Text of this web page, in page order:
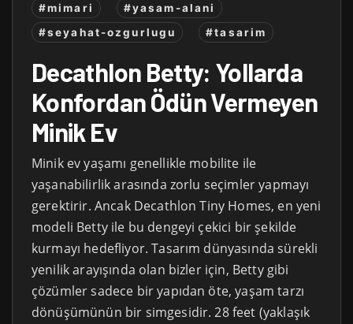
#mimari
#yasam-alani
#seyahat-ozgurlugu
#tasarim
Decathlon Betty: Yollarda
Konfordan Ödün Vermeyen
Minik Ev
Minik ev yaşamı genellikle mobilite ile
yaşanabilirlik arasında zorlu seçimler yapmayı
gerektirir. Ancak Decathlon Tiny Homes, en yeni
modeli Betty ile bu dengeyi çekici bir şekilde
kurmayı hedefliyor. Tasarım dünyasında sürekli
yenilik arayışında olan bizler için, Betty gibi
çözümler sadece bir yapıdan öte, yaşam tarzı
dönüşümünün bir simgesidir. 28 feet (yaklaşık